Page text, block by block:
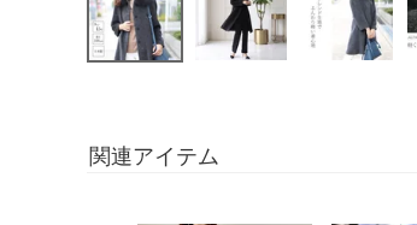
関連アイテム